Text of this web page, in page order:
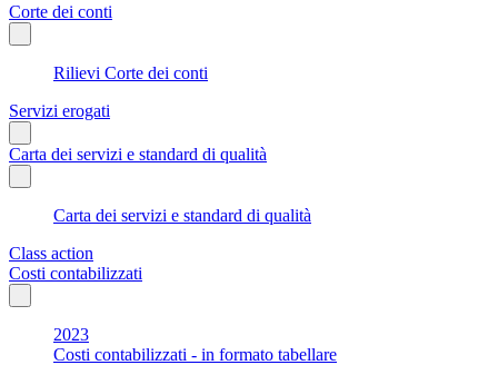
Corte dei conti
Rilievi Corte dei conti
Servizi erogati
Carta dei servizi e standard di qualità
Carta dei servizi e standard di qualità
Class action
Costi contabilizzati
2023
Costi contabilizzati - in formato tabellare